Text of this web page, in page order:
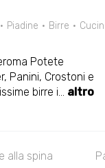
Piadine Birre
Potete
Panini, Crostoni e
birre i... altro
alla spina